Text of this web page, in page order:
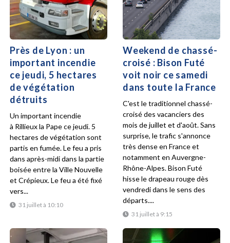
Près de Lyon : un
important incendie
ce jeudi, 5 hectares
de végétation
détruits
31 juillet à 10:10
Un important incendie
à Rillieux la Pape ce jeudi. 5
hectares de végétation sont
partis en fumée. Le feu a pris
dans après-midi dans la partie
boisée entre la Ville Nouvelle
et Crépieux. Le feu a été fixé
vers...
Weekend de chassé-
croisé : Bison Futé
voit noir ce samedi
dans toute la France
31 juillet à 9:15
C'est le traditionnel chassé-
croisé des vacanciers des
mois de juillet et d'août. Sans
surprise, le trafic s'annonce
très dense en France et
notamment en Auvergne-
Rhône-Alpes. Bison Futé
hisse le drapeau rouge dès
vendredi dans le sens des
départs....